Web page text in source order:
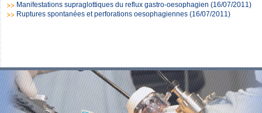
Manifestations supraglottiques du reflux gastro-oesophagien (16/07/2011)
Ruptures spontanées et perforations oesophagiennes (16/07/2011)